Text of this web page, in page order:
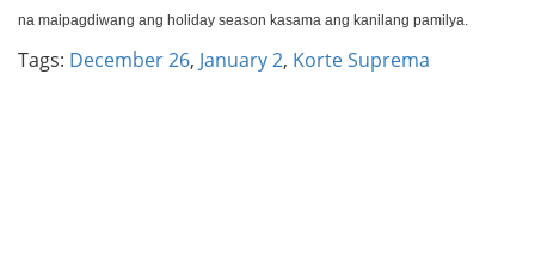
na maipagdiwang ang holiday season kasama ang kanilang pamilya.
Tags: December 26, January 2, Korte Suprema